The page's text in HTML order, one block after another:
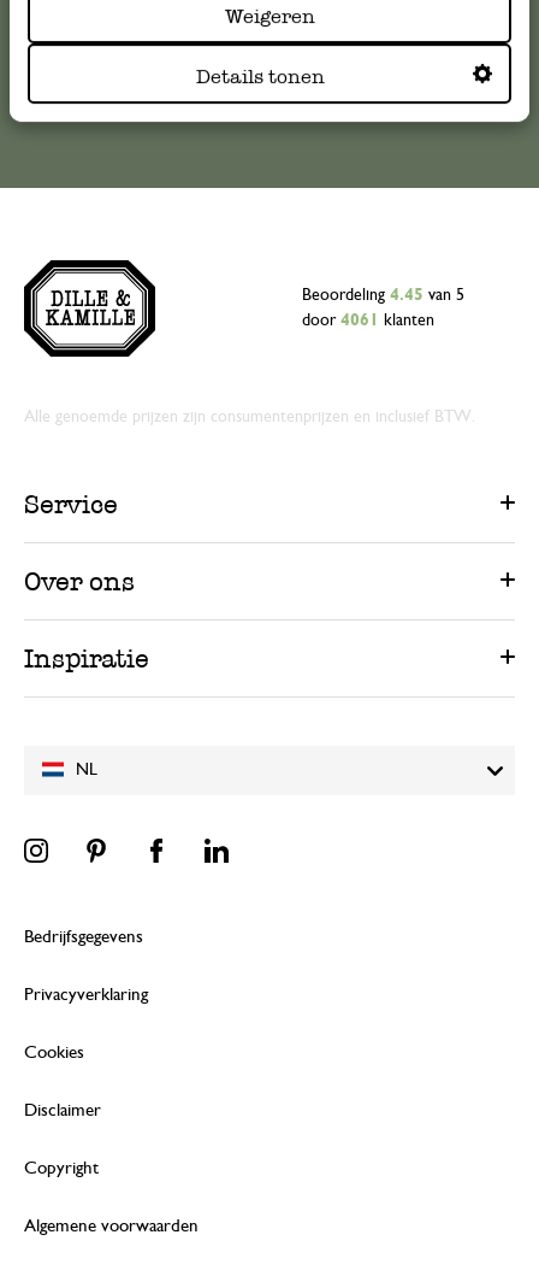
Weigeren
Details tonen
NL
Beoordeling 4.45 van 5
door 4061 klanten
Alle genoemde prijzen zijn consumentenprijzen en inclusief BTW.
Service
Over ons
Inspiratie
Bedrijfsgegevens
Privacyverklaring
Cookies
Disclaimer
Copyright
Algemene voorwaarden